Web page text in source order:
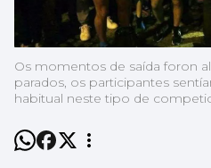
Os momentos de saída foron
parados, os participantes
habitual neste tipo de